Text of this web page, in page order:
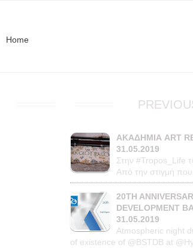
Home
ΑΚΑΔΗΜΙΑ ART
31.05.2019
Στην #Tropos_Life
Από την στιγμή
20TH
DEVELOPMENT
31.05.2019
Atmospheric night
of existence of @BSTDB at